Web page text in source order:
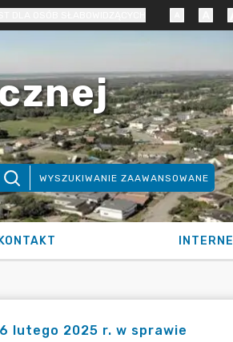
WYSZUKIWANIE ZAAWANSOWANE
KONTAKT
lutego 2025 r. w sprawie